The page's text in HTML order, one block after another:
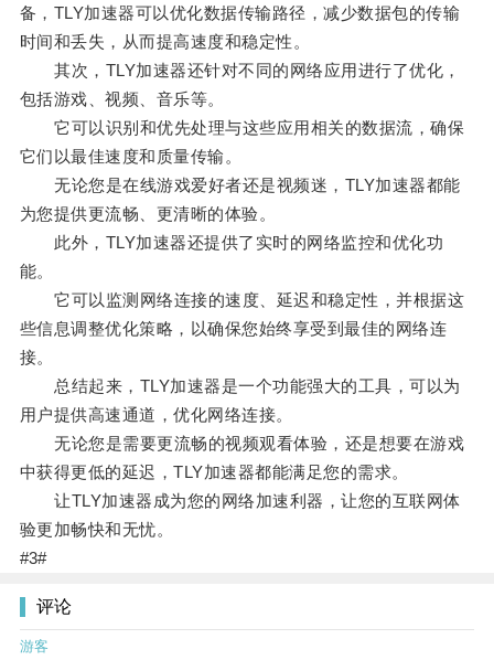
备，TLY加速器可以优化数据传输路径，减少数据包的传输
时间和丢失，从而提高速度和稳定性。
其次，TLY加速器还针对不同的网络应用进行了优化，
包括游戏、视频、音乐等。
它可以识别和优先处理与这些应用相关的数据流，确保
它们以最佳速度和质量传输。
无论您是在线游戏爱好者还是视频迷，TLY加速器都能
为您提供更流畅、更清晰的体验。
此外，TLY加速器还提供了实时的网络监控和优化功
能。
它可以监测网络连接的速度、延迟和稳定性，并根据这
些信息调整优化策略，以确保您始终享受到最佳的网络连
接。
总结起来，TLY加速器是一个功能强大的工具，可以为
用户提供高速通道，优化网络连接。
无论您是需要更流畅的视频观看体验，还是想要在游戏
中获得更低的延迟，TLY加速器都能满足您的需求。
让TLY加速器成为您的网络加速利器，让您的互联网体
验更加畅快和无忧。
#3#
评论
游客